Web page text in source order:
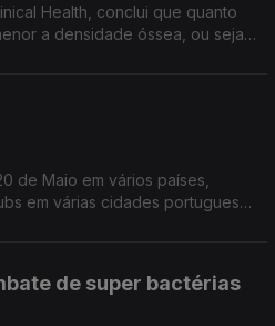
Health, conclui que quanto
a densidade óssea, ou seja,
de Maio em vários países,
em várias cidades portuguesas
de super bactérias